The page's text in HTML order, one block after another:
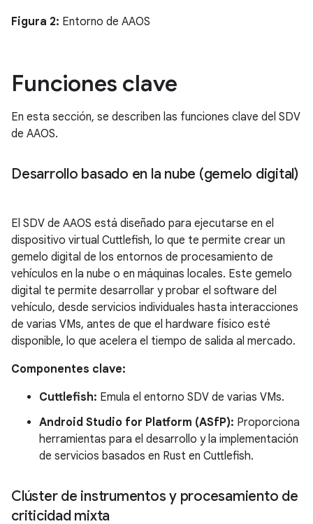
Figura 2: Entorno de AAOS
Funciones clave
En esta sección, se describen las funciones clave del SDV
de AAOS.
Desarrollo basado en la nube (gemelo digital)
El SDV de AAOS está diseñado para ejecutarse en el
dispositivo virtual Cuttlefish, lo que te permite crear un
gemelo digital de los entornos de procesamiento de
vehículos en la nube o en máquinas locales. Este gemelo
digital te permite desarrollar y probar el software del
vehículo, desde servicios individuales hasta interacciones
de varias VMs, antes de que el hardware físico esté
disponible, lo que acelera el tiempo de salida al mercado.
Componentes clave:
Cuttlefish: Emula el entorno SDV de varias VMs.
Android Studio for Platform (ASfP): Proporciona
herramientas para el desarrollo y la implementación
de servicios basados en Rust en Cuttlefish.
Clúster de instrumentos y procesamiento de
criticidad mixta